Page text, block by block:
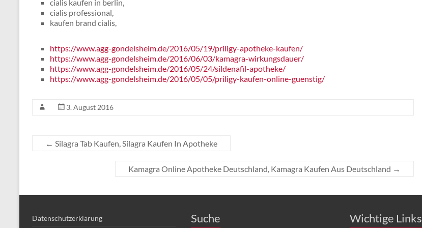
cialis kaufen in berlin,
cialis professional,
kaufen brand cialis,
https://www.agg-gondelsheim.de/2016/05/19/priligy-apotheke-kaufen/
https://www.agg-gondelsheim.de/2016/06/03/kamagra-wirkungsdauer/
https://www.agg-gondelsheim.de/2016/05/24/sildenafil-apotheke/
https://www.agg-gondelsheim.de/2016/05/05/priligy-kaufen-online-guenstig/
3. August 2016
← Silagra Tab Kaufen, Silagra Kaufen In Apotheke
Kamagra Online Apotheke Deutschland, Kamagra Kaufen Aus Deutschland →
Datenschutzerklärung Suche Wichtige Links